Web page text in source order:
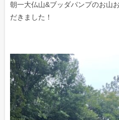
朝一大仏山&ブッダパンプのお山
だきました！